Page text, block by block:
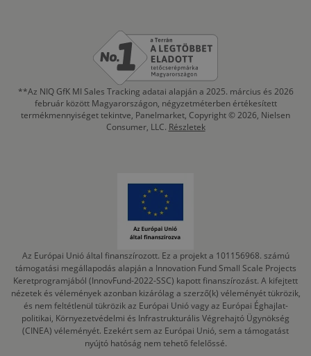
**Az NIQ GfK MI Sales Tracking adatai alapján a 2025. március és 2026
február között Magyarországon, négyzetméterben értékesített
termékmennyiséget tekintve, Panelmarket, Copyright © 2026, Nielsen
Consumer, LLC. Részletek
Az Európai Unió által finanszírozott. Ez a projekt a 101156968. számú
támogatási megállapodás alapján a Innovation Fund Small Scale Projects
Keretprogramjából (InnovFund-2022-SSC) kapott finanszírozást. A kifejtett
nézetek és vélemények azonban kizárólag a szerző(k) véleményét tükrözik,
és nem feltétlenül tükrözik az Európai Unió vagy az Európai Éghajlat-
politikai, Környezetvédelmi és Infrastrukturális Végrehajtó Ügynökség
(CINEA) véleményét. Ezekért sem az Európai Unió, sem a támogatást
nyújtó hatóság nem tehető felelőssé.